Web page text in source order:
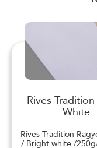
Rives
White
Rives Tradition
/ Bright white /